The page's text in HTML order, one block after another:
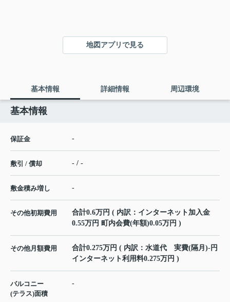
地図アプリで見る
基本情報 詳細情報 周辺環境
基本情報
保証金 -
敷引 / 償却 - / -
敷金積み増し -
その他初期費用
合計0.6万円 ( 内訳：インターネット加入金
0.55万円 町内会費(年額)0.05万円 )
その他月額費用
合計0.275万円 ( 内訳：水道代 実費(隔月)-円
インターネット利用料0.275万円 )
バルコニー
(テラス)面積
-